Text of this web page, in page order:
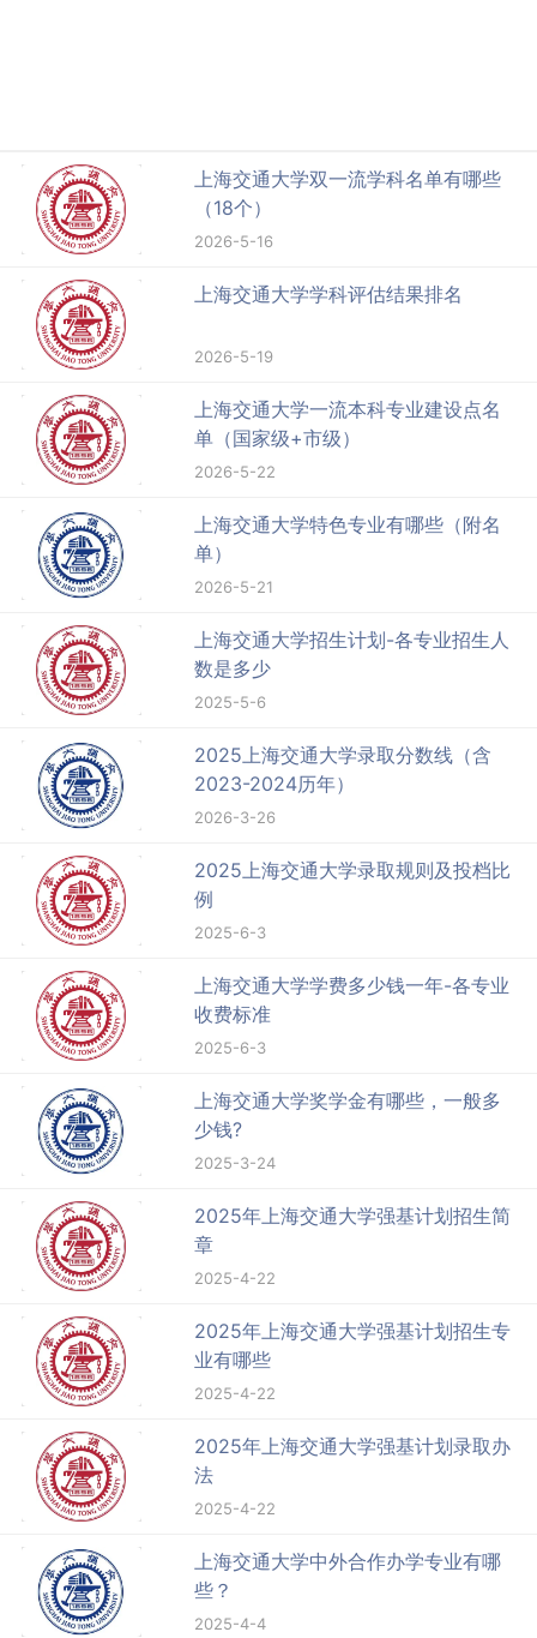
上海交通大学双一流学科名单有哪些
（18个）
2026-5-16
上海交通大学学科评估结果排名
2026-5-19
上海交通大学一流本科专业建设点名
单（国家级+市级）
2026-5-22
上海交通大学特色专业有哪些（附名
单）
2026-5-21
上海交通大学招生计划-各专业招生人
数是多少
2025-5-6
2025上海交通大学录取分数线（含
2023-2024历年）
2026-3-26
2025上海交通大学录取规则及投档比
例
2025-6-3
上海交通大学学费多少钱一年-各专业
收费标准
2025-6-3
上海交通大学奖学金有哪些，一般多
少钱?
2025-3-24
2025年上海交通大学强基计划招生简
章
2025-4-22
2025年上海交通大学强基计划招生专
业有哪些
2025-4-22
2025年上海交通大学强基计划录取办
法
2025-4-22
上海交通大学中外合作办学专业有哪
些？
2025-4-4